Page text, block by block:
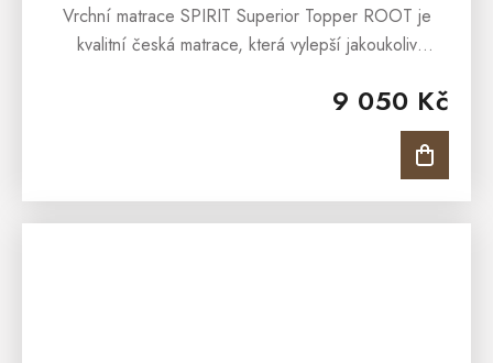
9 050 Kč
Vrchní matrace SPIRIT Superior Topper ROOT je
kvalitní česká matrace, která vylepší jakoukoliv
oporu. Matrace SPIRIT...